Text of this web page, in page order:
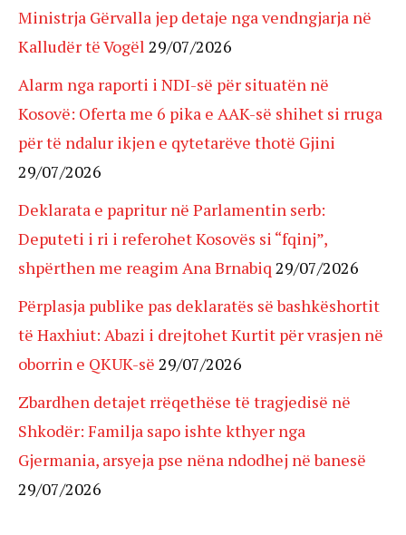
Ministrja Gërvalla jep detaje nga vendngjarja në
Kalludër të Vogël 29/07/2026
Alarm nga raporti i NDI-së për situatën në
Kosovë: Oferta me 6 pika e AAK-së shihet si rruga
për të ndalur ikjen e qytetarëve thotë Gjini
29/07/2026
Deklarata e papritur në Parlamentin serb:
Deputeti i ri i referohet Kosovës si “fqinj”,
shpërthen me reagim Ana Brnabiq 29/07/2026
Përplasja publike pas deklaratës së bashkëshortit
të Haxhiut: Abazi i drejtohet Kurtit për vrasjen në
oborrin e QKUK-së 29/07/2026
Zbardhen detajet rrëqethëse të tragjedisë në
Shkodër: Familja sapo ishte kthyer nga
Gjermania, arsyeja pse nëna ndodhej në banesë
29/07/2026